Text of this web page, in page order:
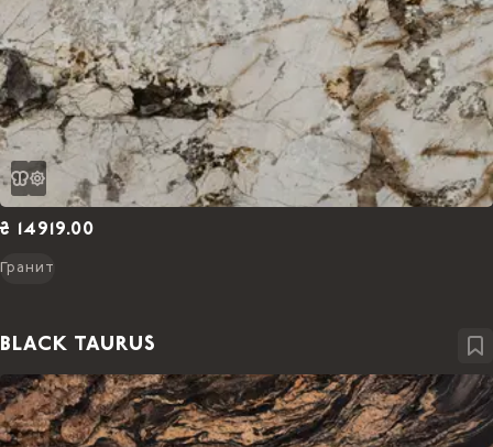
₴ 14919.00
Гранит
BLACK TAURUS